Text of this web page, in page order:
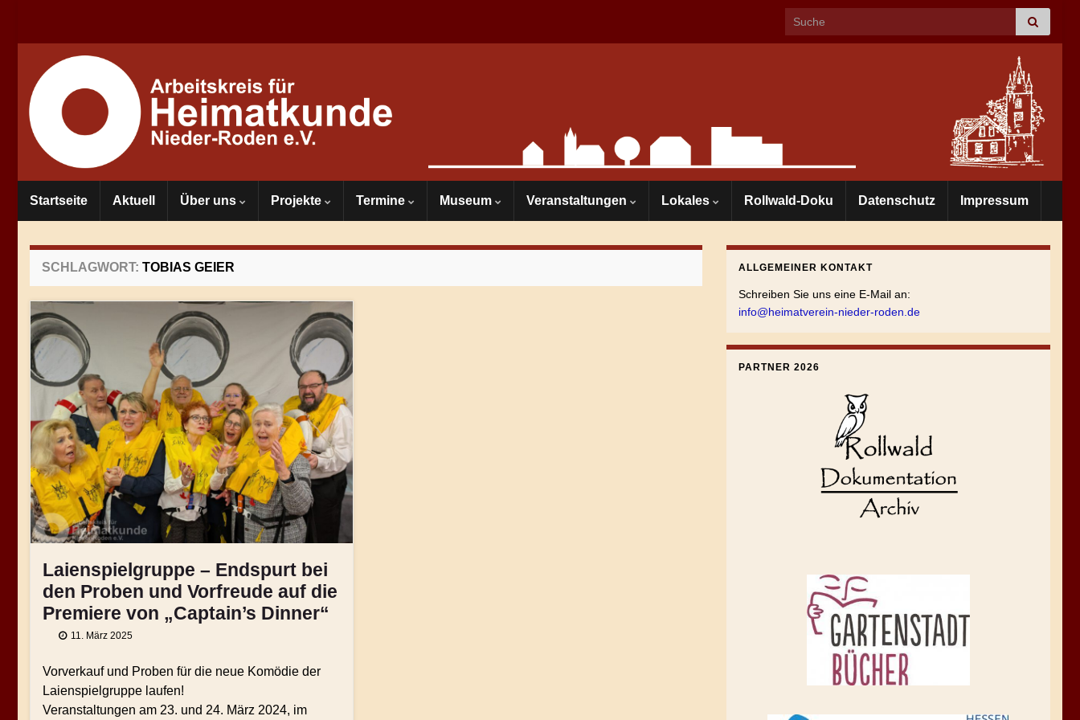
Search for:
Startseite Aktuell Über uns Projekte Termine Museum Veranstaltungen Lokales Rollwald-Doku Datenschutz Impressum
SCHLAGWORT: TOBIAS GEIER
Laienspielgruppe – Endspurt bei
den Proben und Vorfreude auf die
Premiere von „Captain’s Dinner“
11. März 2025
Vorverkauf und Proben für die neue Komödie der
Laienspielgruppe laufen!
Veranstaltungen am 23. und 24. März 2024, im
ALLGEMEINER KONTAKT
Schreiben Sie uns eine E-Mail an:
info@heimatverein-nieder-roden.de
PARTNER 2026